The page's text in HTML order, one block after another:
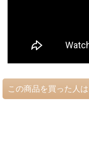
この商品を買った人